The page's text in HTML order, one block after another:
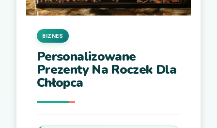
Personalizowane
Prezenty Na Roczek Dla
Chłopca
BIZNES